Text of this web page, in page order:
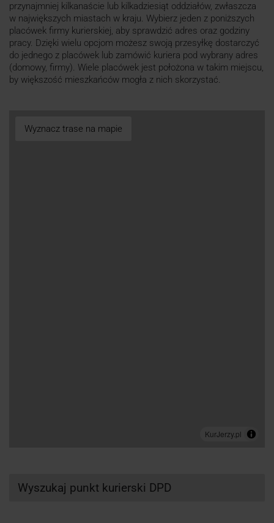
przynajmniej kilkanaście lub kilkadziesiąt oddziałów, zwłaszcza
w największych miastach w kraju. Wybierz jeden z poniższych
placówek firmy kurierskiej, aby sprawdzić adres oraz godziny
pracy. Dzięki wielu opcjom możesz swoją przesyłkę dostarczyć
do jednego z placówek lub zamówić kuriera pod wybrany adres
(domowy, firmy). Wiele placówek jest położona w takim miejscu,
by większość mieszkańców mogła z nich skorzystać.
Wyznacz trase na mapie
Wyszukaj punkt kurierski DPD